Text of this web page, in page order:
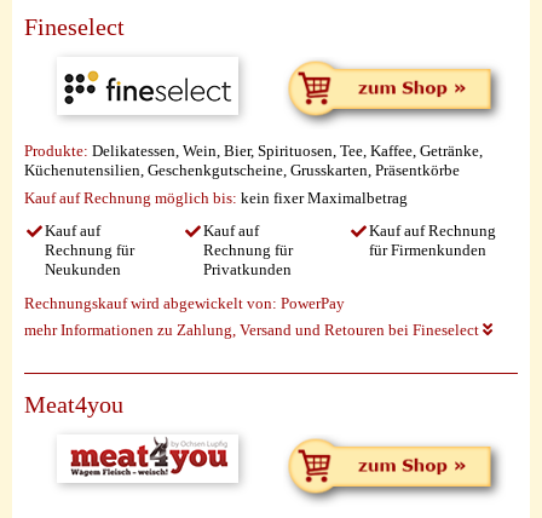
Fineselect
Produkte: Delikatessen, Wein, Bier, Spirituosen, Tee, Kaffee, Getränke,
Küchenutensilien, Geschenkgutscheine, Grusskarten, Präsentkörbe
Kauf auf Rechnung möglich bis: kein fixer Maximalbetrag
Kauf auf
Rechnung für
Neukunden
Kauf auf
Rechnung für
Privatkunden
Kauf auf Rechnung
für Firmenkunden
Rechnungskauf wird abgewickelt von: PowerPay
mehr Informationen zu Zahlung, Versand und Retouren bei Fineselect
Meat4you